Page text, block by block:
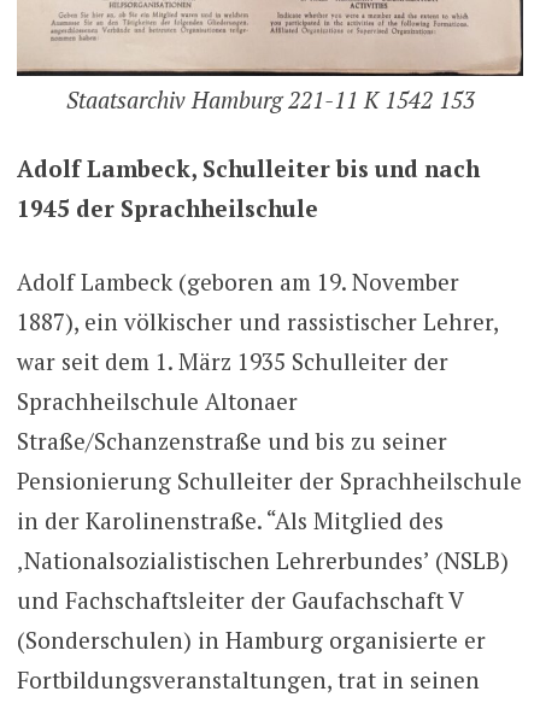
Staatsarchiv Hamburg 221-11 K 1542 153
Adolf Lambeck, Schulleiter bis und nach
1945 der Sprachheilschule
Adolf Lambeck (geboren am 19. November
1887), ein völkischer und rassistischer Lehrer,
war seit dem 1. März 1935 Schulleiter der
Sprachheilschule Altonaer
Straße/Schanzenstraße und bis zu seiner
Pensionierung Schulleiter der Sprachheilschule
in der Karolinenstraße. “Als Mitglied des
‚Nationalsozialistischen Lehrerbundes’ (NSLB)
und Fachschaftsleiter der Gaufachschaft V
(Sonderschulen) in Hamburg organisierte er
Fortbildungsveranstaltungen, trat in seinen